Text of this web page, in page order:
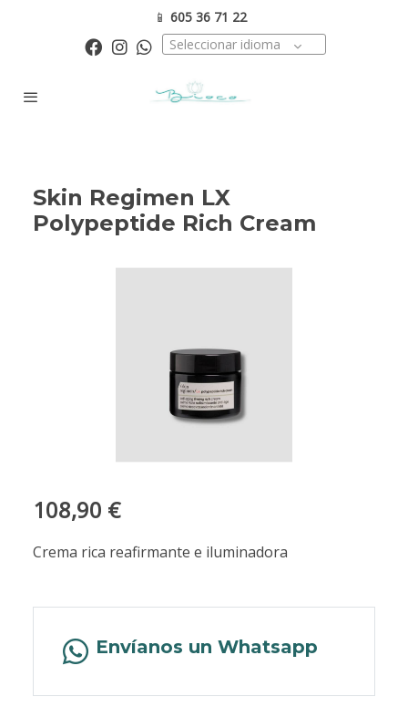
📱 605 36 71 22
Seleccionar idioma
Skin Regimen LX
Polypeptide Rich Cream
108,90 €
Crema rica reafirmante e iluminadora
Envíanos un Whatsapp